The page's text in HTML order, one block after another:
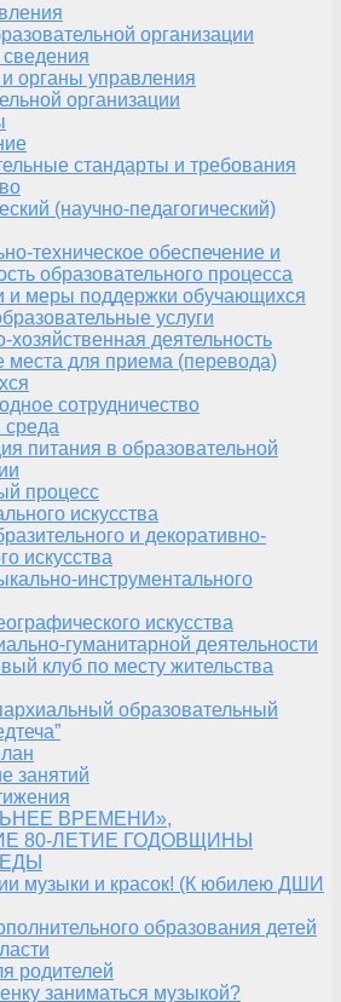
организации
и органы управления
организации
стандарты и требования
(научно-педагогический)
техническое обеспечение и
образовательного процесса
и меры поддержки обучающихся
услуги
хозяйственная деятельность
места для приема (перевода)
сотрудничество
среда
питания в образовательной
процесс
искусства
и декоративно-
искусства
инструментального
искусства
гуманитарной деятельности
клуб по месту жительства
образовательный
занятий
ВРЕМЕНИ»,
80-ЛЕТИЕ ГОДОВЩИНЫ
музыки и красок! (К юбилею ДШИ
образования детей
родителей
заниматься музыкой?